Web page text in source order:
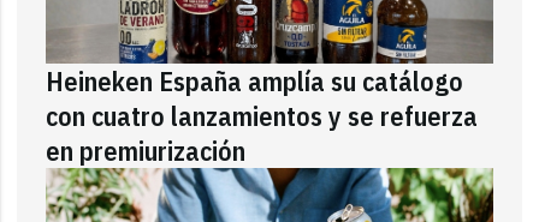
Heineken España amplía su catálogo
con cuatro lanzamientos y se refuerza
en premiurización